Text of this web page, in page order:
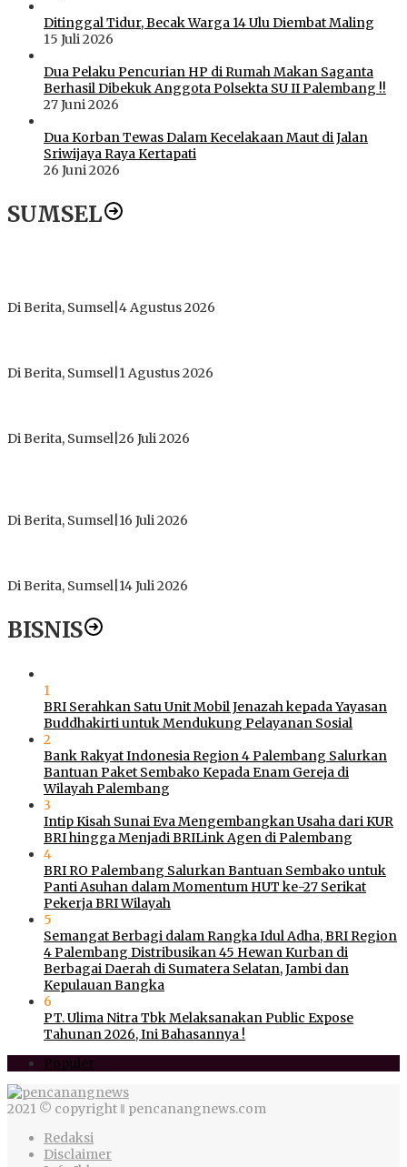
Ditinggal Tidur, Becak Warga 14 Ulu Diembat Maling
15 Juli 2026
Dua Pelaku Pencurian HP di Rumah Makan Saganta
Berhasil Dibekuk Anggota Polsekta SU II Palembang !!
27 Juni 2026
Dua Korban Tewas Dalam Kecelakaan Maut di Jalan
Sriwijaya Raya Kertapati
26 Juni 2026
SUMSEL
Di Berita, Sumsel 4 Agustus 2026
Di Berita, Sumsel 1 Agustus 2026
Di Berita, Sumsel 26 Juli 2026
Di Berita, Sumsel 16 Juli 2026
Di Berita, Sumsel 14 Juli 2026
BISNIS
1
BRI Serahkan Satu Unit Mobil Jenazah kepada Yayasan
Buddhakirti untuk Mendukung Pelayanan Sosial
2
Bank Rakyat Indonesia Region 4 Palembang Salurkan
Bantuan Paket Sembako Kepada Enam Gereja di
Wilayah Palembang
3
Intip Kisah Sunai Eva Mengembangkan Usaha dari KUR
BRI hingga Menjadi BRILink Agen di Palembang
4
BRI RO Palembang Salurkan Bantuan Sembako untuk
Panti Asuhan dalam Momentum HUT ke-27 Serikat
Pekerja BRI Wilayah
5
Semangat Berbagi dalam Rangka Idul Adha, BRI Region
4 Palembang Distribusikan 45 Hewan Kurban di
Berbagai Daerah di Sumatera Selatan, Jambi dan
Kepulauan Bangka
6
PT. Ulima Nitra Tbk Melaksanakan Public Expose
Tahunan 2026, Ini Bahasannya !
Populer
2021 © copyright ‖ pencanangnews.com
Redaksi
Disclaimer